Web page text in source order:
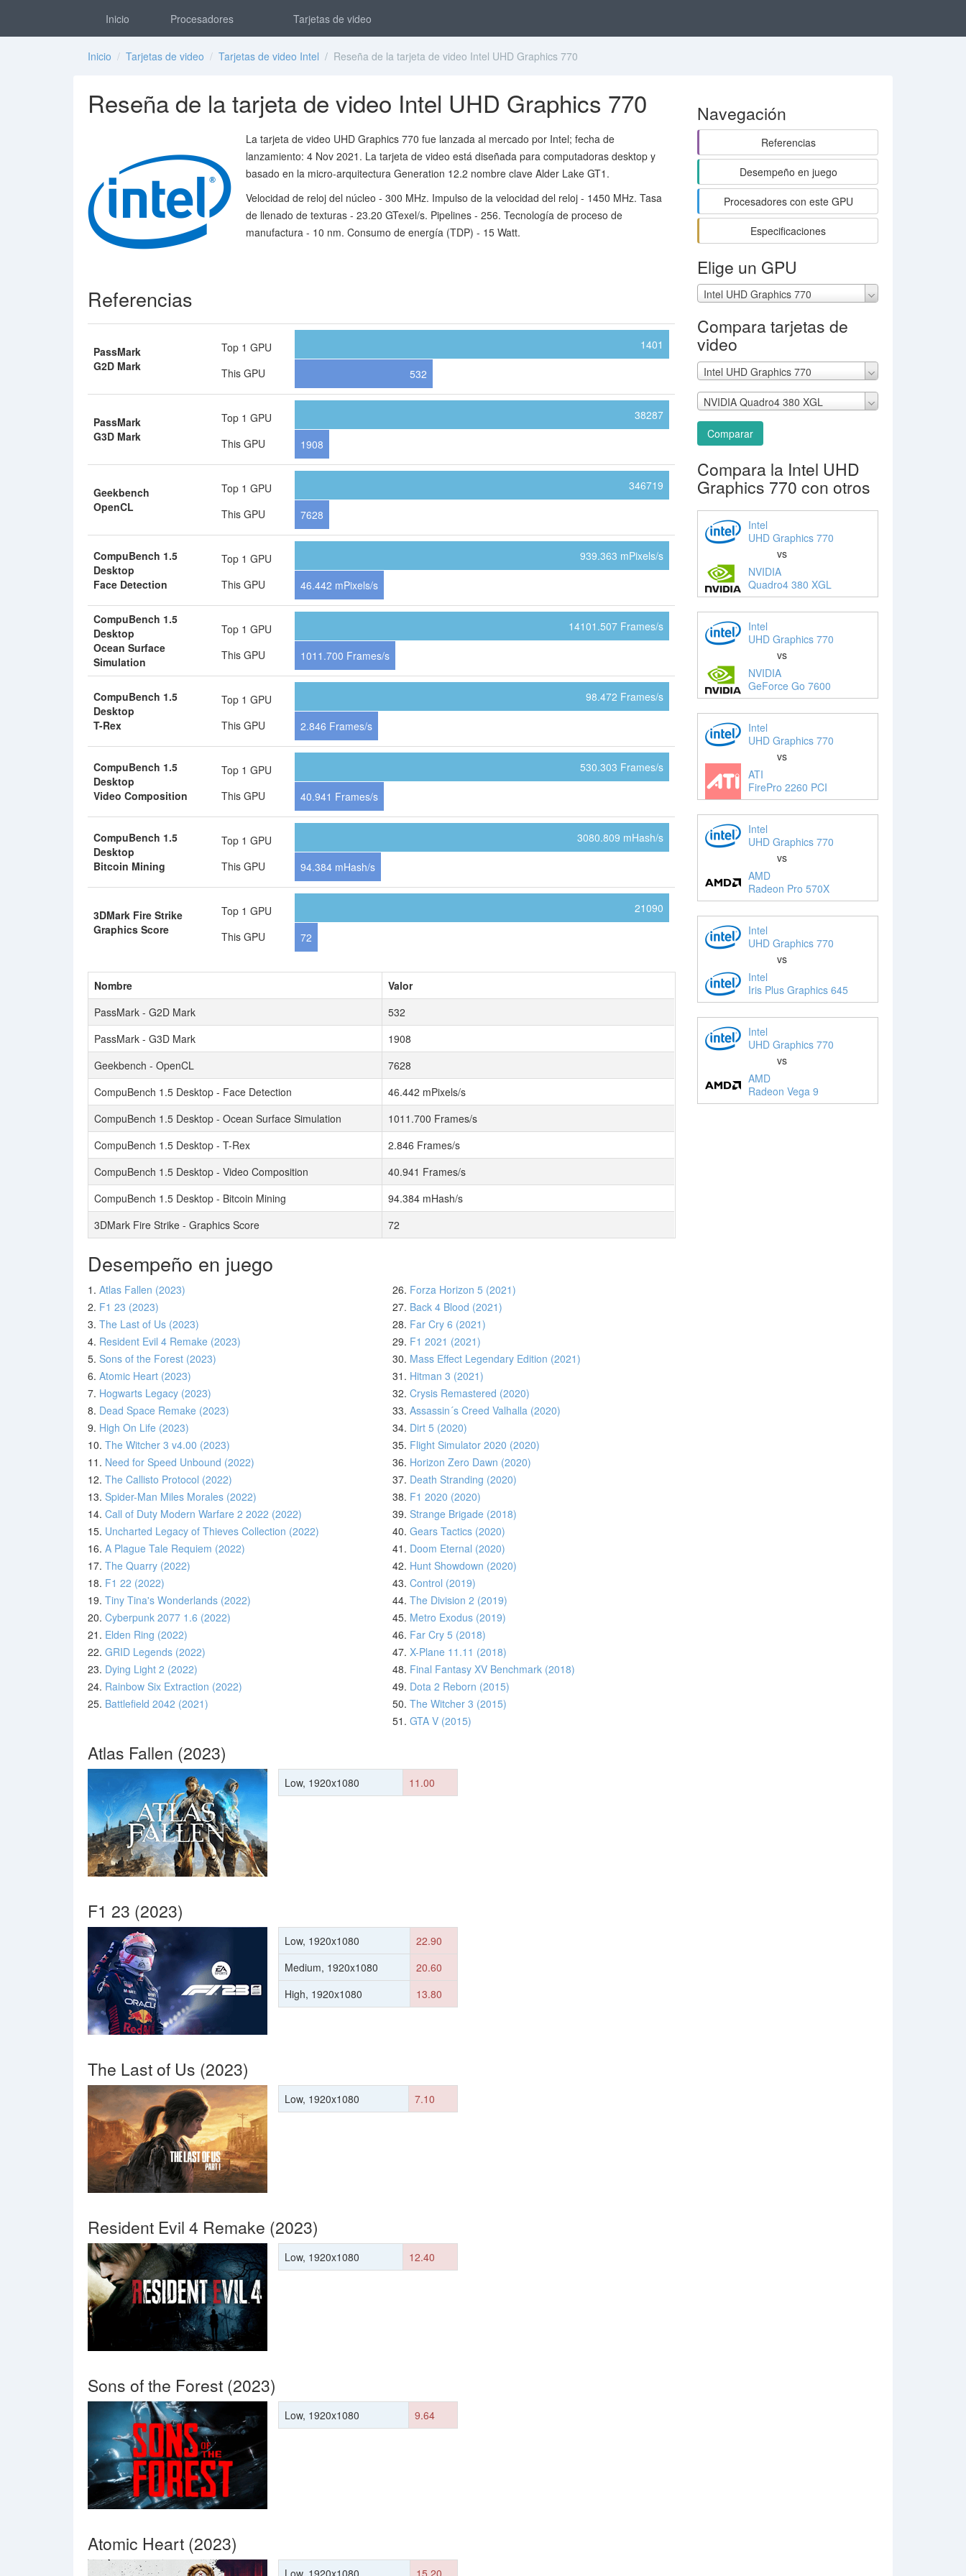
Inicio Procesadores Tarjetas de video
Inicio / Tarjetas de video / Tarjetas de video Intel / Reseña de la tarjeta de video Intel UHD Graphics 770
Reseña de la tarjeta de video Intel UHD Graphics 770
La tarjeta de video UHD Graphics 770 fue lanzada al mercado por Intel; fecha de
lanzamiento: 4 Nov 2021. La tarjeta de video está diseñada para computadoras desktop y
basado en la micro-arquitectura Generation 12.2 nombre clave Alder Lake GT1.
Velocidad de reloj del núcleo - 300 MHz. Impulso de la velocidad del reloj - 1450 MHz. Tasa
de llenado de texturas - 23.20 GTexel/s. Pipelines - 256. Tecnología de proceso de
manufactura - 10 nm. Consumo de energía (TDP) - 15 Watt.
Referencias
PassMark
G2D Mark
Top 1 GPU
This GPU
1401
532
PassMark
G3D Mark
Top 1 GPU
This GPU
38287
1908
Geekbench
OpenCL
Top 1 GPU
This GPU
346719
7628
CompuBench 1.5
Desktop
Face Detection
Top 1 GPU
This GPU
939.363 mPixels/s
46.442 mPixels/s
CompuBench 1.5
Desktop
Ocean Surface
Simulation
Top 1 GPU
This GPU
14101.507 Frames/s
1011.700 Frames/s
CompuBench 1.5
Desktop
T-Rex
Top 1 GPU
This GPU
98.472 Frames/s
2.846 Frames/s
CompuBench 1.5
Desktop
Video Composition
Top 1 GPU
This GPU
530.303 Frames/s
40.941 Frames/s
CompuBench 1.5
Desktop
Bitcoin Mining
Top 1 GPU
This GPU
3080.809 mHash/s
94.384 mHash/s
3DMark Fire Strike
Graphics Score
Top 1 GPU
This GPU
21090
72
Nombre
Valor
PassMark - G2D Mark
532
PassMark - G3D Mark
1908
Geekbench - OpenCL
7628
CompuBench 1.5 Desktop - Face Detection
46.442 mPixels/s
CompuBench 1.5 Desktop - Ocean Surface Simulation
1011.700 Frames/s
CompuBench 1.5 Desktop - T-Rex
2.846 Frames/s
CompuBench 1.5 Desktop - Video Composition
40.941 Frames/s
CompuBench 1.5 Desktop - Bitcoin Mining
94.384 mHash/s
3DMark Fire Strike - Graphics Score
72
Desempeño en juego
1. Atlas Fallen (2023)
2. F1 23 (2023)
3. The Last of Us (2023)
4. Resident Evil 4 Remake (2023)
5. Sons of the Forest (2023)
6. Atomic Heart (2023)
7. Hogwarts Legacy (2023)
8. Dead Space Remake (2023)
9. High On Life (2023)
10. The Witcher 3 v4.00 (2023)
11. Need for Speed Unbound (2022)
12. The Callisto Protocol (2022)
13. Spider-Man Miles Morales (2022)
14. Call of Duty Modern Warfare 2 2022 (2022)
15. Uncharted Legacy of Thieves Collection (2022)
16. A Plague Tale Requiem (2022)
17. The Quarry (2022)
18. F1 22 (2022)
19. Tiny Tina's Wonderlands (2022)
20. Cyberpunk 2077 1.6 (2022)
21. Elden Ring (2022)
22. GRID Legends (2022)
23. Dying Light 2 (2022)
24. Rainbow Six Extraction (2022)
25. Battlefield 2042 (2021)
26. Forza Horizon 5 (2021)
27. Back 4 Blood (2021)
28. Far Cry 6 (2021)
29. F1 2021 (2021)
30. Mass Effect Legendary Edition (2021)
31. Hitman 3 (2021)
32. Crysis Remastered (2020)
33. Assassin´s Creed Valhalla (2020)
34. Dirt 5 (2020)
35. Flight Simulator 2020 (2020)
36. Horizon Zero Dawn (2020)
37. Death Stranding (2020)
38. F1 2020 (2020)
39. Strange Brigade (2018)
40. Gears Tactics (2020)
41. Doom Eternal (2020)
42. Hunt Showdown (2020)
43. Control (2019)
44. The Division 2 (2019)
45. Metro Exodus (2019)
46. Far Cry 5 (2018)
47. X-Plane 11.11 (2018)
48. Final Fantasy XV Benchmark (2018)
49. Dota 2 Reborn (2015)
50. The Witcher 3 (2015)
51. GTA V (2015)
Atlas Fallen (2023)
Low, 1920x1080 11.00
F1 23 (2023)
Low, 1920x1080
22.90
Medium, 1920x1080
20.60
High, 1920x1080
13.80
The Last of Us (2023)
Low, 1920x1080 7.10
Resident Evil 4 Remake (2023)
Low, 1920x1080 12.40
Sons of the Forest (2023)
Low, 1920x1080 9.64
Atomic Heart (2023)
Low, 1920x1080 15.20
Navegación
Referencias
Desempeño en juego
Procesadores con este GPU
Especificaciones
Elige un GPU
Intel UHD Graphics 770
Compara tarjetas de
video
Intel UHD Graphics 770
NVIDIA Quadro4 380 XGL
Comparar
Compara la Intel UHD
Graphics 770 con otros
Intel
UHD Graphics 770
vs
NVIDIA
Quadro4 380 XGL
Intel
UHD Graphics 770
vs
NVIDIA
GeForce Go 7600
Intel
UHD Graphics 770
vs
ATI
FirePro 2260 PCI
Intel
UHD Graphics 770
vs
AMD
Radeon Pro 570X
Intel
UHD Graphics 770
vs
Intel
Iris Plus Graphics 645
Intel
UHD Graphics 770
vs
AMD
Radeon Vega 9